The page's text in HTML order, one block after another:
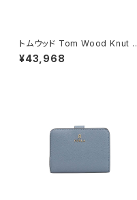
トムウッド Tom Wood Knut R
ing リング 100572-48 シルバ
ー
¥43,968